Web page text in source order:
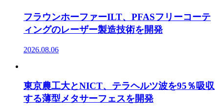
フラウンホーファーILT、PFASフリーコーテ
ィングのレーザー製造技術を開発
2026.08.06
東京農工大とNICT、テラヘルツ波を95％吸収
する薄型メタサーフェスを開発